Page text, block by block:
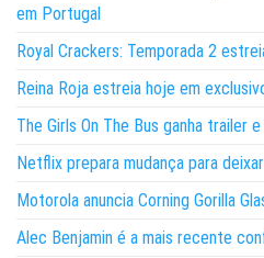
em Portugal
Royal Crackers: Temporada 2
Reina Roja estreia hoje em
The Girls On The Bus ganha trailer
Netflix prepara mudança para
Motorola anuncia Corning Gorilla
Alec Benjamin é a mais recente